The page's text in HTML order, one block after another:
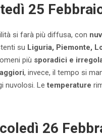
25
si farà più diffusa, con
su Liguria, Piemonte,
più sporadici e
, invece, il tempo si
nuvolosi. Letemperature
26